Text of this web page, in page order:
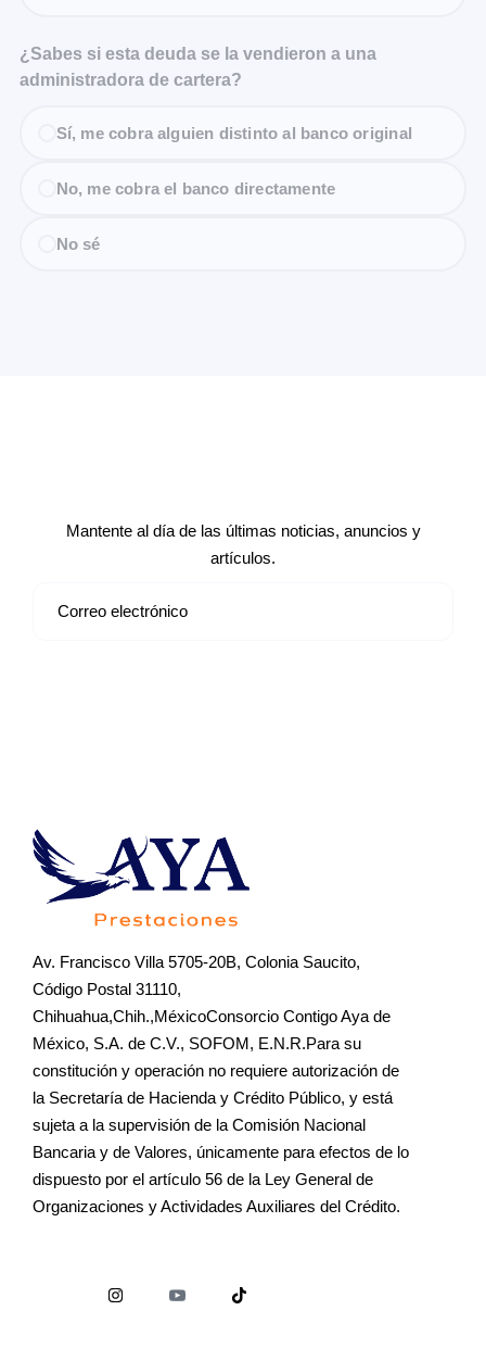
¿Sabes si esta deuda se la vendieron a una
administradora de cartera?
Sí, me cobra alguien distinto al banco original
No, me cobra el banco directamente
No sé
Mantente al día de las últimas noticias, anuncios y
artículos.
Av. Francisco Villa 5705-20B, Colonia Saucito,
Código Postal 31110,
Chihuahua,Chih.,MéxicoConsorcio Contigo Aya de
México, S.A. de C.V., SOFOM, E.N.R.Para su
constitución y operación no requiere autorización de
la Secretaría de Hacienda y Crédito Público, y está
sujeta a la supervisión de la Comisión Nacional
Bancaria y de Valores, únicamente para efectos de lo
dispuesto por el artículo 56 de la Ley General de
Organizaciones y Actividades Auxiliares del Crédito.